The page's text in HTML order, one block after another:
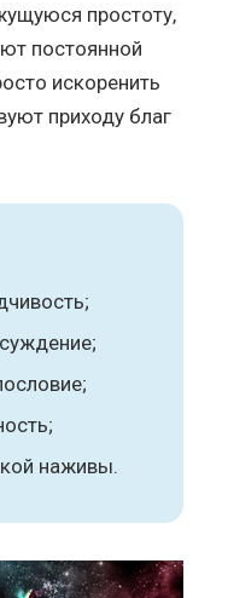
простоту,
постоянной
искоренить
приходу благ
наживы.